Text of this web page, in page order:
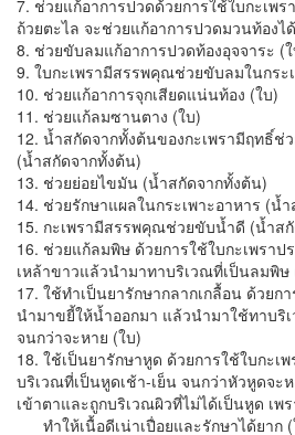
7. ช่วยแก้อาการปวดด้วยการใช้ใบกะเพ
ถ้วยตะไล จะช่วยแก้อาการปวดมวนท้องไ
8. ช่วยขับลมแก้อาการปวดท้องอุจจาระ (
9. ใบกะเพรามีสรรพคุณช่วยขับลมในกระ
10. ช่วยแก้อาการจุกเสียดแน่นท้อง (ใบ)
11. ช่วยแก้ลมซานตาง (ใบ)
12. น้ำสกัดจากทั้งต้นของกะเพรามีฤทธิ์ช่
(น้ำสกัดจากทั้งต้น)
13. ช่วยย่อยไขมัน (น้ำสกัดจากทั้งต้น)
14. ช่วยรักษาแผลในกระเพาะอาหาร (น้
15. กะเพรามีสรรพคุณช่วยขับน้ำดี (น้ำส
16. ช่วยแก้ลมพิษ ด้วยการใช้ใบกะเพรา
เหล้าขาวแล้วนำมาทาบริเวณที่เป็นลมพิษ
17. ใช้ทำเป็นยารักษากลากเกลื้อน ด้วยก
นำมาขยี้ให้น้ำออกมา แล้วนำมาใช้ทาบริ
จนกว่าจะหาย (ใบ)
18. ใช้เป็นยารักษาหูด ด้วยการใช้ใบกะเ
บริเวณที่เป็นหูดเช้า-เย็น จนกว่าหัวหูดจะ
เข้าตาและถูกบริเวณผิวที่ไม่ได้เป็นหูด เพ
ทำให้เนื้อดีเน่าเปื่อยและรักษาได้ยาก